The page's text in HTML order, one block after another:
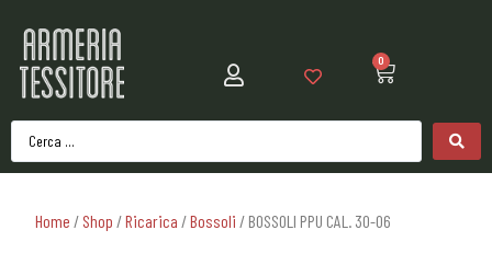
0
Home / Shop /Ricarica /Bossoli / BOSSOLI PPU CAL. 30-06